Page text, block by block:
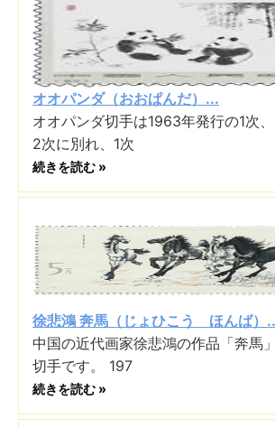
オオパンダ（おおぱんだ）...
オオパンダ切手は1963年発行の1次
2次に別れ、1次
続きを読む »
徐悲鴻 奔馬（じょひこう ほんば）
中国の近代画家徐悲鴻の作品「奔馬
切手です。 197
続きを読む »